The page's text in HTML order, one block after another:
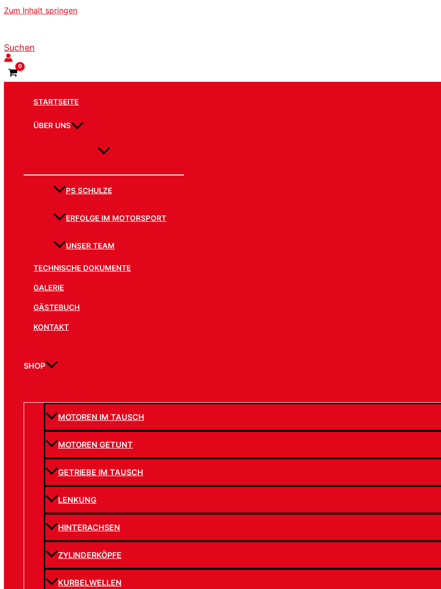
Zum Inhalt springen
Suchen
STARTSEITE
ÜBER UNS
PS SCHULZE
ERFOLGE IM MOTORSPORT
UNSER TEAM
TECHNISCHE DOKUMENTE
GALERIE
GÄSTEBUCH
KONTAKT
SHOP
MOTOREN IM TAUSCH
MOTOREN GETUNT
GETRIEBE IM TAUSCH
LENKUNG
HINTERACHSEN
ZYLINDERKÖPFE
KURBELWELLEN